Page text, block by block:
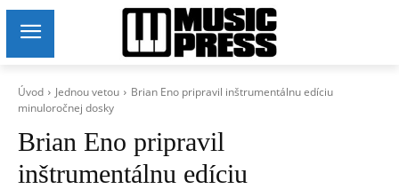
Úvod Jednou vetou
Brian Eno pripravil inštrumentálnu edíciu
minuloročnej dosky
Brian Eno pripravil
inštrumentálnu edíciu